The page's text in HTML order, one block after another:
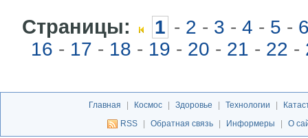
Страницы: 1 - 2 - 3 - 4 - 5 -
16 - 17 - 18 - 19 - 20 - 21 - 22 -
Главная Космос Здоровье Технологии
RSS
Обратная связь Информеры О